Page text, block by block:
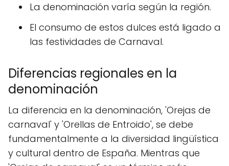
La denominación varía según la región.
El consumo de estos dulces está ligado a
las festividades de Carnaval.
Diferencias regionales en la
denominación
La diferencia en la denominación, 'Orejas de
carnaval' y 'Orellas de Entroido', se debe
fundamentalmente a la diversidad lingüística
y cultural dentro de España. Mientras que